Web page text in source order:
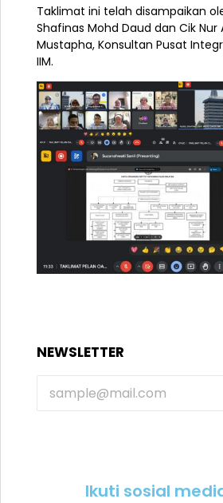
Taklimat ini telah disampaikan
Shafinas Mohd Daud dan Cik Nur
Mustapha, Konsultan Pusat
IIM.
NEWSLETTER
Ikuti sosial